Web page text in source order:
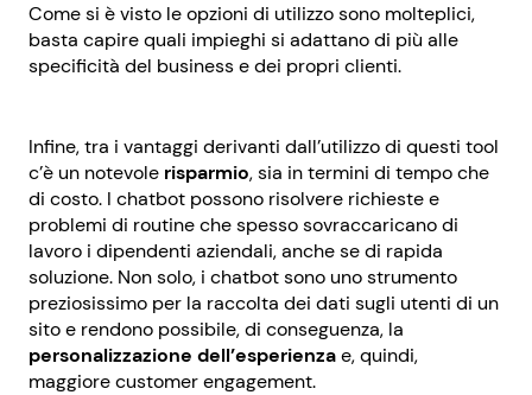
Come si è visto le opzioni di utilizzo sono molteplici,
basta capire quali impieghi si adattano di più alle
specificità del business e dei propri clienti.
Infine, tra i vantaggi derivanti dall’utilizzo di questi tool
c’è un notevole risparmio, sia in termini di tempo che
di costo. I chatbot possono risolvere richieste e
problemi di routine che spesso sovraccaricano di
lavoro i dipendenti aziendali, anche se di rapida
soluzione. Non solo, i chatbot sono uno strumento
preziosissimo per la raccolta dei dati sugli utenti di un
sito e rendono possibile, di conseguenza, la
personalizzazione dell’esperienzae, quindi,
maggiore customer engagement.